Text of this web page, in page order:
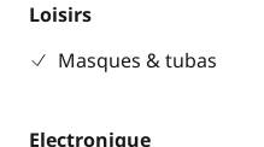
Loisirs
Masques & tubas
Electronique